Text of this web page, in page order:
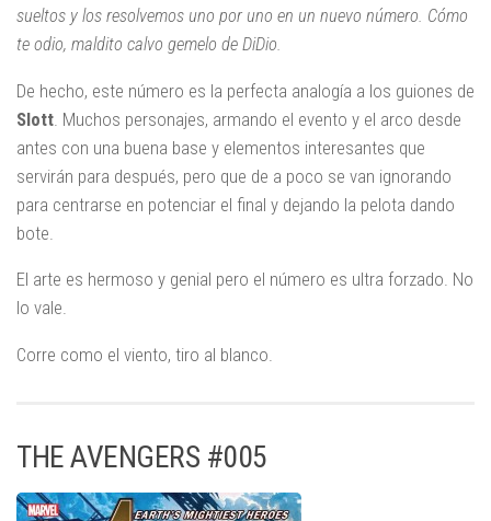
sueltos y los resolvemos uno por uno en un nuevo número. Cómo
te odio, maldito calvo gemelo de DiDio.
De hecho, este número es la perfecta analogía a los guiones de
Slott . Muchos personajes, armando el evento y el arco desde
antes con una buena base y elementos interesantes que
servirán para después, pero que de a poco se van ignorando
para centrarse en potenciar el final y dejando la pelota dando
bote.
El arte es hermoso y genial pero el número es ultra forzado. No
lo vale.
Corre como el viento, tiro al blanco.
THE AVENGERS #005